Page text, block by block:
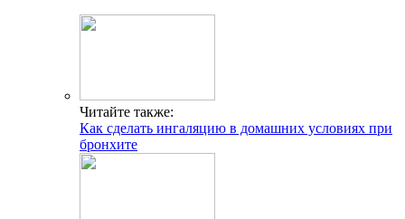
Читайте также:
Как сделать ингаляцию в домашних условиях при
бронхите